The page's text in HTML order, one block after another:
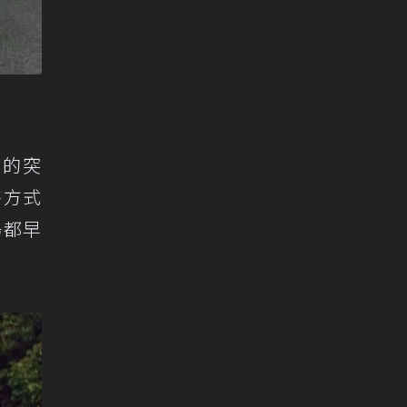
突
式
早